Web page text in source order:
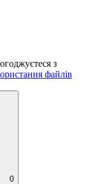
з
файлів
0